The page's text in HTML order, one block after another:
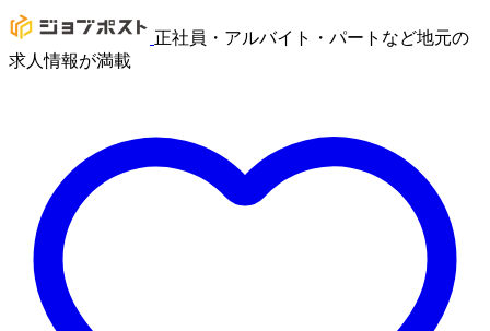
正社員・アルバイト・パートなど地元の
求人情報が満載